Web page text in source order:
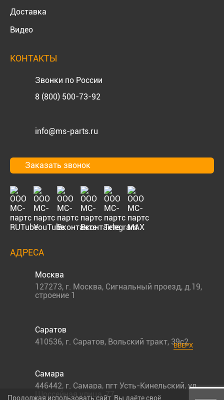
Доставка
Видео
КОНТАКТЫ
Звонки по России
8 (800) 500-73-92
info@ms-parts.ru
Заказать звонок
АДРЕСА
Москва
127273, г. Москва, Сигнальный проезд, д.19,
строение 1
Саратов
410536, г. Саратов, Вольский тракт, 39с2
Самара
446442, г. Самара, пгт Усть-Кинельский, ул.
Шоссейная улица, 77,
Продолжая использовать сайт, Вы даёте своё
ВВЕРХ